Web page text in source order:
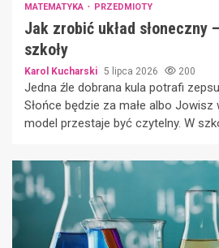
MATEMATYKA PRZEDMIOTY
Jak zrobić układ słoneczny
szkoły
Karol Kucharski 5 lipca 2026 200
Jedna źle dobrana kula potrafi
Słońce będzie za małe albo Jowisz
model przestaje być czytelny. W